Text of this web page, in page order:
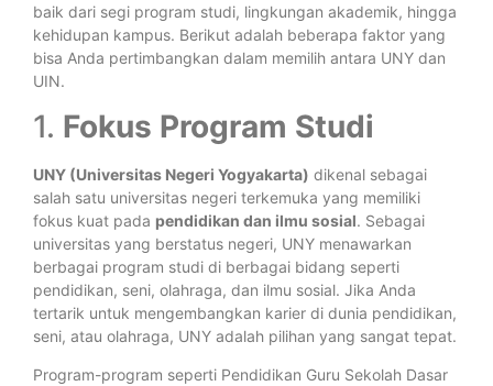
baik dari segi program studi, lingkungan akademik, hingga
kehidupan kampus. Berikut adalah beberapa faktor yang
bisa Anda pertimbangkan dalam memilih antara UNY dan
UIN.
1. Fokus Program Studi
UNY (Universitas Negeri Yogyakarta) dikenal sebagai
salah satu universitas negeri terkemuka yang memiliki
fokus kuat pada pendidikan dan ilmu sosial. Sebagai
universitas yang berstatus negeri, UNY menawarkan
berbagai program studi di berbagai bidang seperti
pendidikan, seni, olahraga, dan ilmu sosial. Jika Anda
tertarik untuk mengembangkan karier di dunia pendidikan,
seni, atau olahraga, UNY adalah pilihan yang sangat tepat.
Program-program seperti Pendidikan Guru Sekolah Dasar